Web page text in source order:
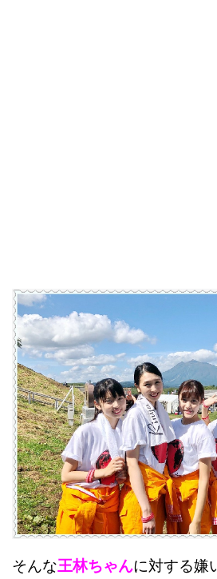
そんな王林ちゃんに対する嫌